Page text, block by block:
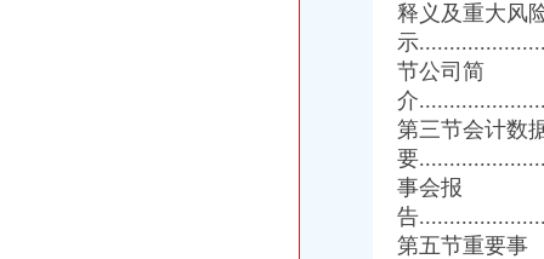
释义及重大风
示
节公司简
介
第三节会计数
要
事会报
告
第五节重要事